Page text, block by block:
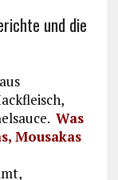
und die
Was
Mousakas